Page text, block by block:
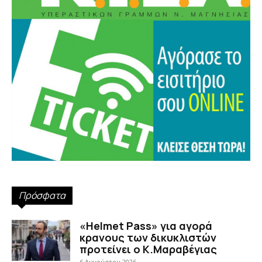
Πρόσφατα
«Helmet Pass» για αγορά
κρανους των δικυκλιστών
προτείνει ο Κ.Μαραβέγιας